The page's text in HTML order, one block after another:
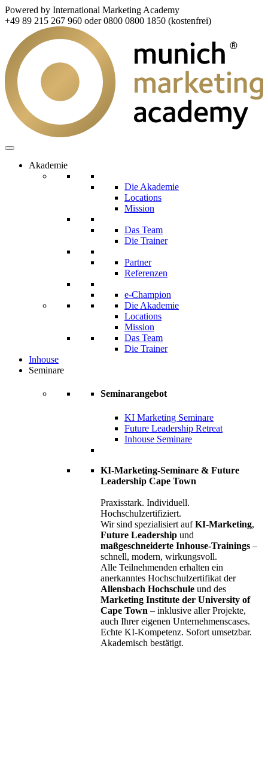
Powered by International Marketing Academy
+49 89 215 267 960 oder 0800 0800 1850 (kostenfrei)
Akademie
Die Akademie
Locations
Mission
Das Team
Die Trainer
Partner
Referenzen
e-Champion
Die Akademie
Locations
Mission
Das Team
Die Trainer
Inhouse
Seminare
Seminarangebot
KI Marketing Seminare
Future Leadership Retreat
Inhouse Seminare
KI-Marketing-Seminare & Future
Leadership Cape Town
Praxisstark. Individuell.
Hochschulzertifiziert.
Wir sind spezialisiert aufKI-Marketing,
Future Leadership und
maßgeschneiderte Inhouse-Trainings –
schnell, modern, wirkungsvoll.
Alle Teilnehmenden erhalten ein
anerkanntes Hochschulzertifikat der
Allensbach Hochschule und des
Marketing Institute der University of
Cape Town – inklusive aller Projekte,
auch Ihrer eigenen Unternehmenscases.
Echte KI-Kompetenz. Sofort umsetzbar.
Akademisch bestätigt.